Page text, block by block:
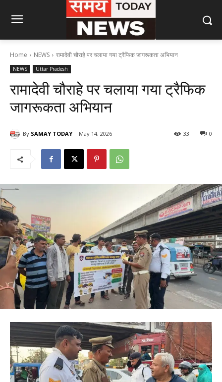
Home NEWS रामादेवी चौराहे पर चलाया गया ट्रैफिक जागरूकता अभियान
NEWS Uttar Pradesh
रामादेवी चौराहे पर चलाया गया ट्रैफिक
जागरूकता अभियान
By SAMAY TODAY May 14, 2026 0
33